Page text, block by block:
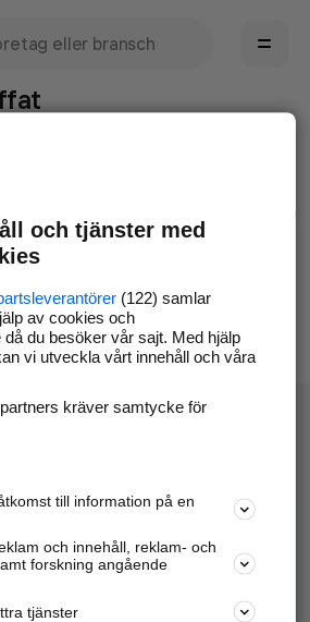
snabbare kan avhjälpa det.
i webbläsaren och försök igen
och platser.
adresser, företagsinfo mm.
och tjänster med
(122) samlar
av cookies och
då du besöker vår sajt. Med hjälp
vi utveckla vårt innehåll och våra
kräver samtycke för
till information på en
och innehåll, reklam- och
forskning angående
tjänster